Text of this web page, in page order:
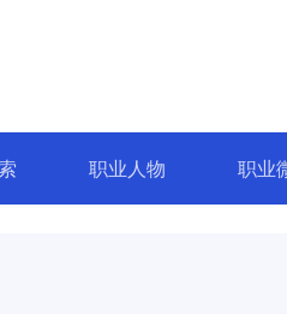
职业人物 职业